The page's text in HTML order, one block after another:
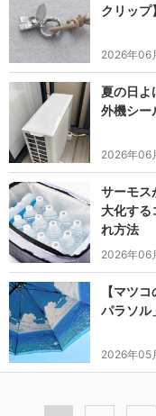
クリップ
2026年06
夏の日よ
外機シー
2026年06
サーモス
大化する
れ方法
2026年06
【マツ
パラソル
2026年05